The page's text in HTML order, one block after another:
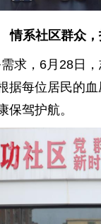
情系社区群众
求，6月28日
每位居民的
驾护航。